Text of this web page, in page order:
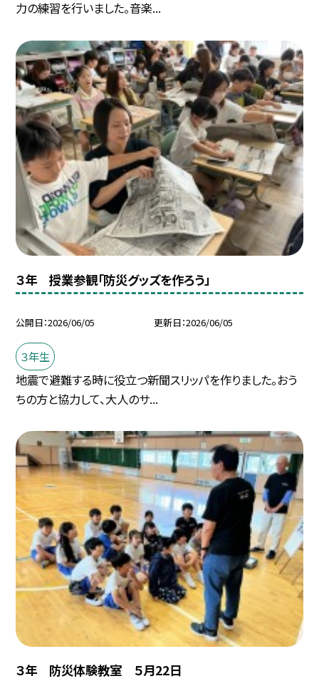
力の練習を行いました。音楽...
３年 授業参観「防災グッズを作ろう」
公開日 2026/06/05 更新日 2026/06/05
３年生
地震で避難する時に役立つ新聞スリッパを作りました。おう
ちの方と協力して、大人のサ...
３年 防災体験教室 ５月22日